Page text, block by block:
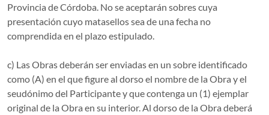
Provincia de Córdoba. No se aceptarán sobres cuya
presentación cuyo matasellos sea de una fecha no
comprendida en el plazo estipulado.
c) Las Obras deberán ser enviadas en un sobre identificado
como (A) en el que figure al dorso el nombre de la Obra y el
seudónimo del Participante y que contenga un (1) ejemplar
original de la Obra en su interior. Al dorso de la Obra deberá